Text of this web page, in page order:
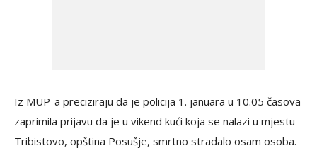
Iz MUP-a preciziraju da je policija 1. januara u 10.05 časova
zaprimila prijavu da je u vikend kući koja se nalazi u mjestu
Tribistovo, opština Posušje, smrtno stradalo osam osoba.